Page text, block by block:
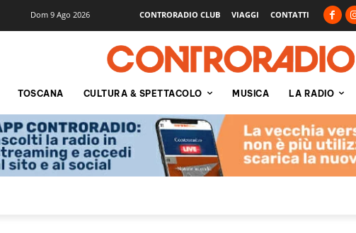
Dom 9 Ago 2026 CONTRORADIO CLUB VIAGGI CONTATTI
TOSCANA CULTURA & SPETTACOLO MUSICA LA RADIO